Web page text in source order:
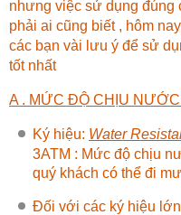
nhưng việc sử dụng đúng
phải ai cũng biết , hôm nay
các bạn vài lưu ý để sử
tốt nhất
A . MỨC ĐỘ CHỊU
Ký hiệu: Water
3ATM : Mức độ chịu
quý khách có thể đi
Đối với các ký hiệu